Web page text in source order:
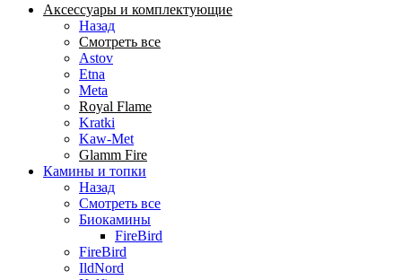
Аксессуары и комплектующие
Назад
Смотреть все
Astov
Etna
Meta
Royal Flame
Kratki
Kaw-Met
Glamm Fire
Камины и топки
Назад
Смотреть все
Биокамины
FireBird
FireBird
IldNord